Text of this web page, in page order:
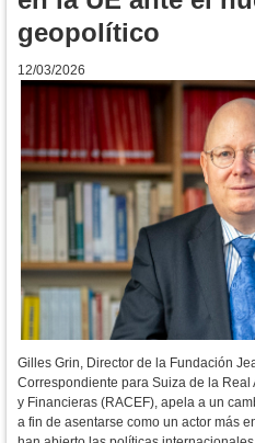
geopolítico
12/03/2026
Gilles Grin, Director de la Fundación
Correspondiente para Suiza de la
y Financieras (RACEF), apela a un
a fin de asentarse como un actor más